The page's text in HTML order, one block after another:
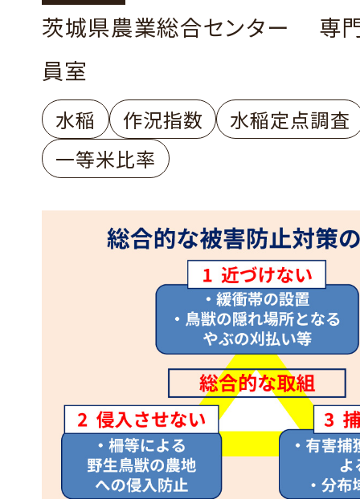
茨城県農業総合センター 専
員室
水稲 作況指数
水稲定点調査
一等米比率